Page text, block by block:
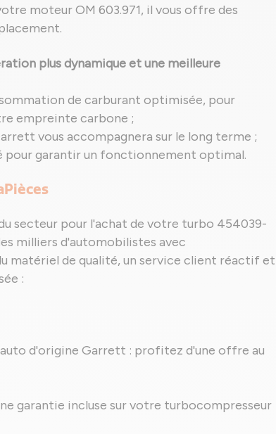
moteur OM 603.971, il vous offre des
plus dynamique et une meilleure
de carburant optimisée, pour
empreinte carbone ;
vous accompagnera sur le long terme ;
pour garantir un fonctionnement optimal.
secteur pour l'achat de votre turbo 454039-
milliers d'automobilistes avec
matériel de qualité, un service client réactif et
:
d'origine Garrett : profitez d'une offre au
garantie incluse sur votre turbocompresseur